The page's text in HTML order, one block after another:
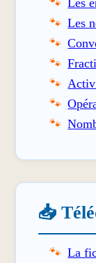
Les
Les
📥
La